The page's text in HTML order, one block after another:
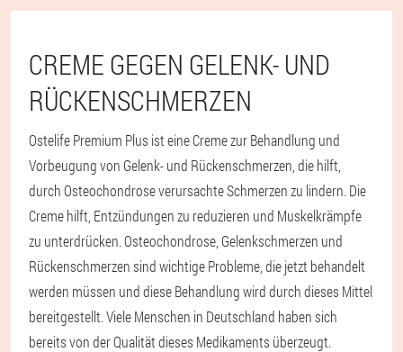
CREME GEGEN GELENK- UND
RÜCKENSCHMERZEN
Ostelife Premium Plus ist eine Creme zur Behandlung und
Vorbeugung von Gelenk- und Rückenschmerzen, die hilft,
durch Osteochondrose verursachte Schmerzen zu lindern. Die
Creme hilft, Entzündungen zu reduzieren und Muskelkrämpfe
zu unterdrücken. Osteochondrose, Gelenkschmerzen und
Rückenschmerzen sind wichtige Probleme, die jetzt behandelt
werden müssen und diese Behandlung wird durch dieses Mittel
bereitgestellt. Viele Menschen in Deutschland haben sich
bereits von der Qualität dieses Medikaments überzeugt.